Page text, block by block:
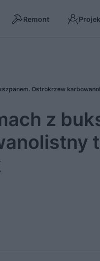
Remont
Ostrokrzew
z